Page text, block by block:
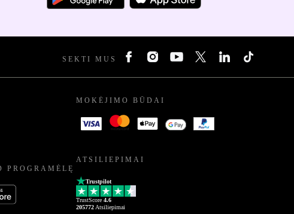
SEKTI MUS
PROGRAMĖLĘ
MOKĖJIMO BŪDAI
ATSILIEPIMAI
Trustpilot
TrustScore 4.6
205772 Atsiliepimai